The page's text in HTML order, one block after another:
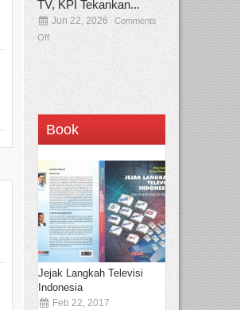
TV, KPI Tekankan...
Jun 22, 2026
Comments
Off
Book
Jejak Langkah Televisi
Indonesia
Feb 22, 2017